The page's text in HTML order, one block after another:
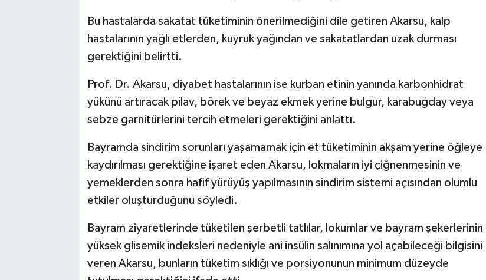
Bu hastalarda sakatat tüketiminin önerilmediğini dile getiren Akarsu, kalp
hastalarının yağlı etlerden, kuyruk yağından ve sakatatlardan uzak durması
gerektiğini belirtti.
Prof. Dr. Akarsu, diyabet hastalarının ise kurban etinin yanında karbonhidrat
yükünü artıracak pilav, börek ve beyaz ekmek yerine bulgur, karabuğday veya
sebze garnitürlerini tercih etmeleri gerektiğini anlattı.
Bayramda sindirim sorunları yaşamamak için et tüketiminin akşam yerine öğleye
kaydırılması gerektiğine işaret eden Akarsu, lokmaların iyi çiğnenmesinin ve
yemeklerden sonra hafif yürüyüş yapılmasının sindirim sistemi açısından olumlu
etkiler oluşturduğunu söyledi.
Bayram ziyaretlerinde tüketilen şerbetli tatlılar, lokumlar ve bayram şekerlerinin
yüksek glisemik indeksleri nedeniyle ani insülin salınımına yol açabileceği bilgisini
veren Akarsu, bunların tüketim sıklığı ve porsiyonunun minimum düzeyde